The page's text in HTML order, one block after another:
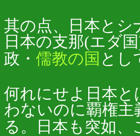
其の点、日本とシ
日本の支那(エダ
政・ 儒教の国 とし
何れにせよ日本と
わないのに覇権
る。日本も突如